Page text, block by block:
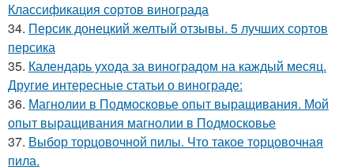
Классификация сортов винограда
34. Персик донецкий желтый отзывы. 5 лучших сортов
персика
35. Календарь ухода за виноградом на каждый месяц.
Другие интересные статьи о винограде:
36. Магнолии в Подмосковье опыт выращивания. Мой
опыт выращивания магнолии в Подмосковье
37. Выбор торцовочной пилы. Что такое торцовочная
пила.